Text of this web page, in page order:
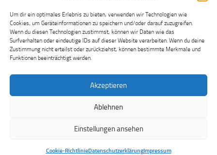
Um dir ein optimales Erlebnis zu bieten, verwenden wir Technologien wie
Cookies, um Geräteinformationen zu speichern und/oder darauf zuzugreifen.
Wenn du diesen Technologien zustimmst, können wir Daten wie das
Surfverhalten oder eindeutige IDs auf dieser Website verarbeiten. Wenn du deine
Zustimmung nicht erteilst oder zurückziehst, können bestimmte Merkmale und
Funktionen beeinträchtigt werden.
Akzeptieren
Ablehnen
Einstellungen ansehen
Cookie-RichtlinieDatenschutzerklärungImpressum
Wir nutzen: